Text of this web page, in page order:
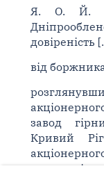
Я. О. Й. -
довіреність
від
завод
Кривий
завод
Кривий